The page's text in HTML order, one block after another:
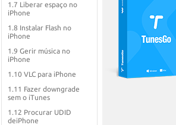
1.7 Liberar espaço no
iPhone
1.8 Instalar Flash no
iPhone
1.9 Gerir música no
iPhone
1.10 VLC para iPhone
1.11 Fazer downgrade
sem o iTunes
1.12 Procurar UDID
deiPhone